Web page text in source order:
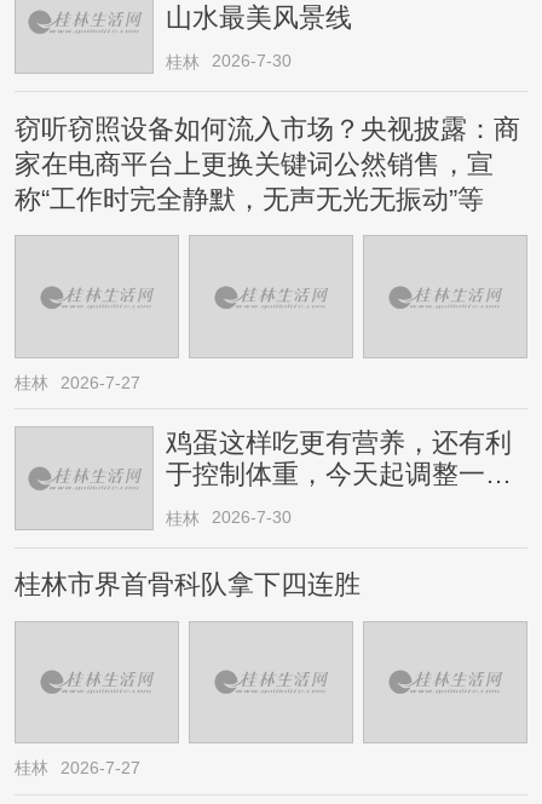
山水最美风景线
桂林 2026-7-30
窃听窃照设备如何流入市场？央视披露：商
家在电商平台上更换关键词公然销售，宣
称“工作时完全静默，无声无光无振动”等
桂林 2026-7-27
鸡蛋这样吃更有营养，还有利
于控制体重，今天起调整一下
→
桂林 2026-7-30
桂林市界首骨科队拿下四连胜
桂林 2026-7-27